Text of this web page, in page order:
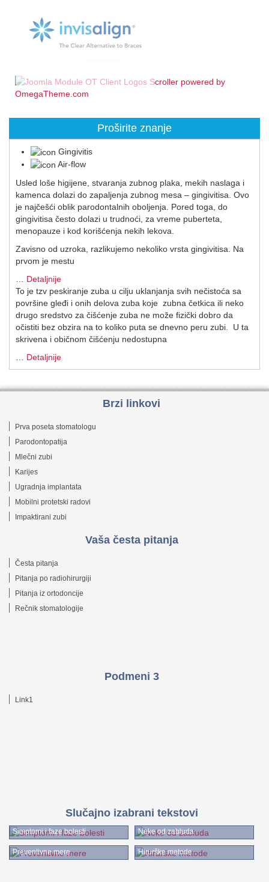
Proširite znanje
Gingivitis
Air-flow
Usled loše higijene, stvaranja zubnog plaka, mekih naslaga i
kamenca dolazi do zapaljenja zubnog mesa – gingivitisa. Ovo
je najčešći oblik parodontalnih oboljenja. Pored toga, do
gingivitisa često dolazi u trudnoći, za vreme puberteta,
menopauze i kod korišćenja nekih lekova.
Zavisno od uzroka, razlikujemo nekoliko vrsta gingivitisa. Na
prvom je mestu
Detaljnije
To je tzv peskiranje zuba u cilju uklanjanja svih nečistoća sa
površine gleđi i onih delova zuba koje zubna četkica ili neko
drugo sredstvo za čišćenje zuba ne može fizički dobro da
očistiti bez obzira na to koliko puta se dnevno peru zubi. U ta
skrivena i običnom čišćenju nedostupna
Detaljnije
Brzi linkovi
Prva poseta stomatologu
Parodontopatija
Mlečni zubi
Karijes
Ugradnja implantata
Mobilni protetski radovi
Impaktirani zubi
Vaša česta pitanja
Česta pitanja
Pitanja po radiohirurgiji
Pitanja iz ortodoncije
Rečnik stomatologije
Podmeni 3
Link1
Slučajno izabrani tekstovi
Simptomi i faze bolesti Neke od zabluda
Preventivne mere Hirurške metode